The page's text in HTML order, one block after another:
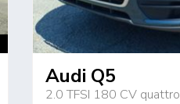
Audi Q5
2.0 TFSI 180 CV quattro